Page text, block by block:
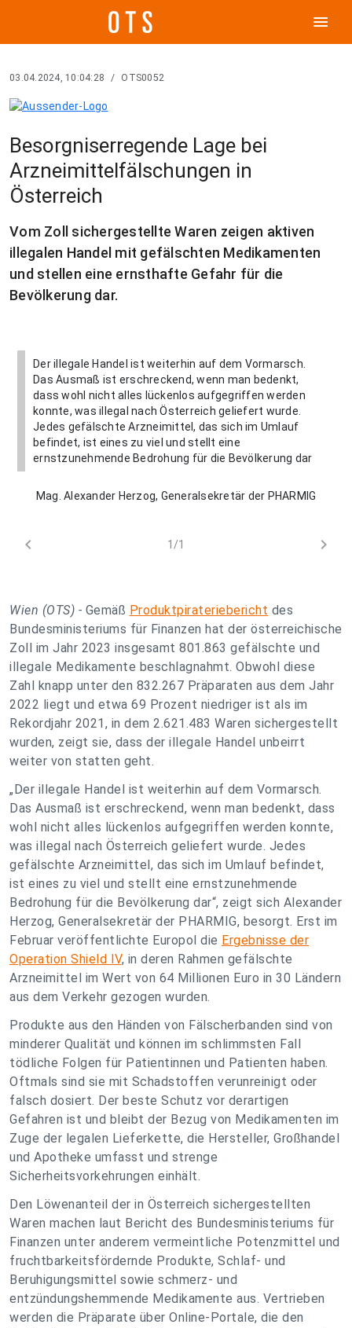
menu
03.04.2024, 10:04:28 / OTS0052
Besorgniserregende Lage bei
Arzneimittelfälschungen in
Österreich
Vom Zoll sichergestellte Waren zeigen aktiven
illegalen Handel mit gefälschten Medikamenten
und stellen eine ernsthafte Gefahr für die
Bevölkerung dar.
Der illegale Handel ist weiterhin auf dem Vormarsch.
Das Ausmaß ist erschreckend, wenn man bedenkt,
dass wohl nicht alles lückenlos aufgegriffen werden
konnte, was illegal nach Österreich geliefert wurde.
Jedes gefälschte Arzneimittel, das sich im Umlauf
befindet, ist eines zu viel und stellt eine
ernstzunehmende Bedrohung für die Bevölkerung dar
Mag. Alexander Herzog, Generalsekretär der PHARMIG
chevron_left 1/1 chevron_right
Wien (OTS) - Gemäß Produktpirateriebericht des
Bundesministeriums für Finanzen hat der österreichische
Zoll im Jahr 2023 insgesamt 801.863 gefälschte und
illegale Medikamente beschlagnahmt. Obwohl diese
Zahl knapp unter den 832.267 Präparaten aus dem Jahr
2022 liegt und etwa 69 Prozent niedriger ist als im
Rekordjahr 2021, in dem 2.621.483 Waren sichergestellt
wurden, zeigt sie, dass der illegale Handel unbeirrt
weiter von statten geht.
„Der illegale Handel ist weiterhin auf dem Vormarsch.
Das Ausmaß ist erschreckend, wenn man bedenkt, dass
wohl nicht alles lückenlos aufgegriffen werden konnte,
was illegal nach Österreich geliefert wurde. Jedes
gefälschte Arzneimittel, das sich im Umlauf befindet,
ist eines zu viel und stellt eine ernstzunehmende
Bedrohung für die Bevölkerung dar“, zeigt sich Alexander
Herzog, Generalsekretär der PHARMIG, besorgt. Erst im
Februar veröffentlichte Europol die Ergebnisse der
Operation Shield IV, in deren Rahmen gefälschte
Arzneimittel im Wert von 64 Millionen Euro in 30 Ländern
aus dem Verkehr gezogen wurden.
Produkte aus den Händen von Fälscherbanden sind von
minderer Qualität und können im schlimmsten Fall
tödliche Folgen für Patientinnen und Patienten haben.
Oftmals sind sie mit Schadstoffen verunreinigt oder
falsch dosiert. Der beste Schutz vor derartigen
Gefahren ist und bleibt der Bezug von Medikamenten im
Zuge der legalen Lieferkette, die Hersteller, Großhandel
und Apotheke umfasst und strenge
Sicherheitsvorkehrungen einhält.
Den Löwenanteil der in Österreich sichergestellten
Waren machen laut Bericht des Bundesministeriums für
Finanzen unter anderem vermeintliche Potenzmittel und
fruchtbarkeitsfördernde Produkte, Schlaf- und
Beruhigungsmittel sowie schmerz- und
entzündungshemmende Medikamente aus. Vertrieben
werden die Präparate über Online-Portale, die den